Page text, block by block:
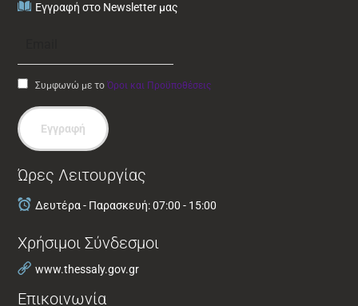
Εγγραφή στο Newsletter μας
Συμφωνώ με τοΌροι και Προϋποθέσεις
Εγγραφή
Ώρες Λειτουργίας
Δευτέρα - Παρασκευή: 07:00 - 15:00
Χρήσιμοι Σύνδεσμοι
www.thessaly.gov.gr
Επικοινωνία